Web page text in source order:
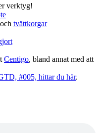
verktyg!
tvättkorgar
Centigo, bland annat med att
#005, hittar du här.